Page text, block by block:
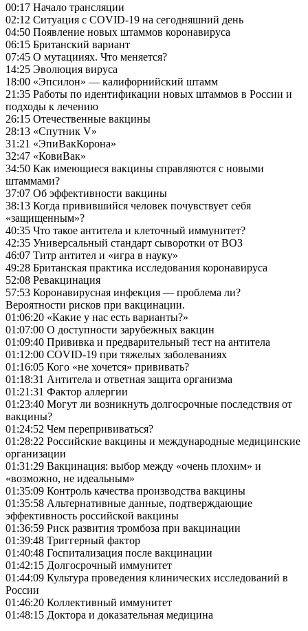
00:17 Начало трансляции
02:12 Ситуация с COVID-19 на сегодняшний день
04:50 Появление новых штаммов коронавируса
06:15 Британский вариант
07:45 О мутацииях. Что меняется?
14:25 Эволюция вируса
18:00 «Эпсилон» — калифорнийский штамм
21:35 Работы по идентификации новых штаммов в России и
подходы к лечению
26:15 Отечественные вакцины
28:13 «Спутник V»
31:21 «ЭпиВакКорона»
32:47 «КовиВак»
34:50 Как имеющиеся вакцины справляются с новыми
штаммами?
37:07 Об эффективности вакцины
38:13 Когда привившийся человек почувствует себя
«защищенным»?
40:35 Что такое антитела и клеточный иммунитет?
42:35 Универсальный стандарт сыворотки от ВОЗ
46:07 Титр антител и «игра в науку»
49:28 Британская практика исследования коронавируса
52:08 Ревакцинация
57:53 Коронавирусная инфекция — проблема ли?
Вероятности рисков при вакцинации.
01:06:20 «Какие у нас есть варианты?»
01:07:00 О доступности зарубежных вакцин
01:09:40 Прививка и предварительный тест на антитела
01:12:00 COVID-19 при тяжелых заболеваниях
01:16:05 Кого «не хочется» прививать?
01:18:31 Антитела и ответная защита организма
01:21:31 Фактор аллергии
01:23:40 Могут ли возникнуть долгосрочные последствия от
вакцины?
01:24:52 Чем перепрививаться?
01:28:22 Российские вакцины и международные медицинские
организации
01:31:29 Вакцинация: выбор между «очень плохим» и
«возможно, не идеальным»
01:35:09 Контроль качества производства вакцины
01:35:58 Альтернативные данные, подтверждающие
эффективность российской вакцины
01:36:59 Риск развития тромбоза при вакцинации
01:39:48 Триггерный фактор
01:40:48 Госпитализация после вакцинации
01:42:15 Долгосрочный иммунитет
01:44:09 Культура проведения клинических исследований в
России
01:46:20 Коллективный иммунитет
01:48:15 Доктора и доказательная медицина